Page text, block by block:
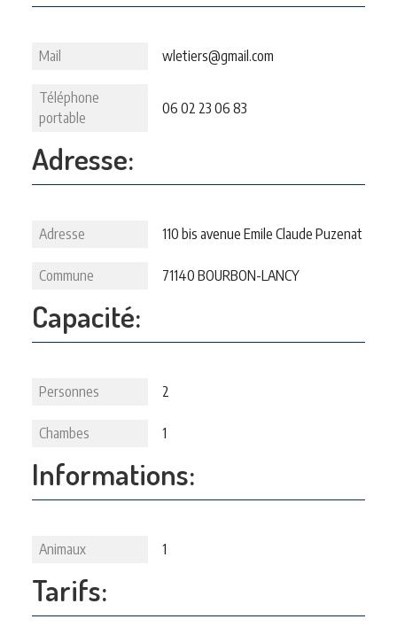
Mail wletiers@gmail.com
Téléphone
portable
06 02 23 06 83
Adresse:
Adresse 110 bis avenue Emile Claude Puzenat
Commune 71140 BOURBON-LANCY
Capacité:
Personnes 2
Chambes 1
Informations:
Animaux 1
Tarifs: